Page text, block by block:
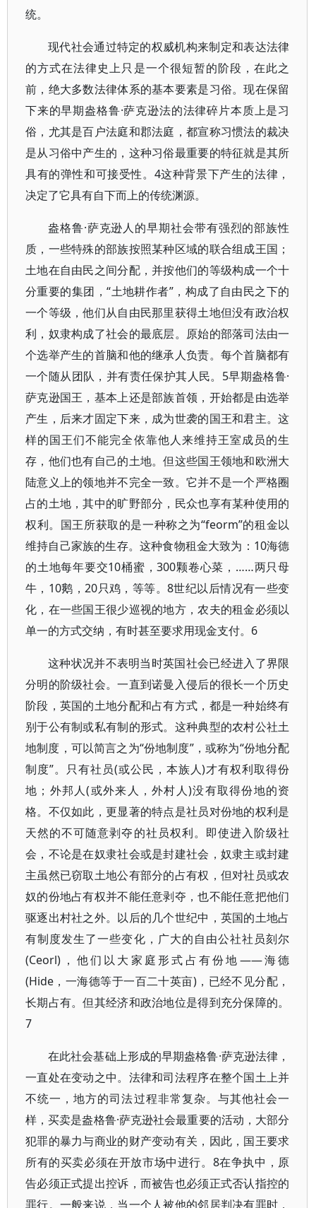
统。
现代社会通过特定的权威机构来制定和表达法律
的方式在法律史上只是一个很短暂的阶段，在此之
前，绝大多数法律体系的基本要素是习俗。现在保留
下来的早期盎格鲁·萨克逊法的法律碎片本质上是习
俗，尤其是百户法庭和郡法庭，都宣称习惯法的裁决
是从习俗中产生的，这种习俗最重要的特征就是其所
具有的弹性和可接受性。4这种背景下产生的法律，
决定了它具有自下而上的传统渊源。
盎格鲁·萨克逊人的早期社会带有强烈的部族性
质，一些特殊的部族按照某种区域的联合组成王国；
土地在自由民之间分配，并按他们的等级构成一个十
分重要的集团，“土地耕作者”，构成了自由民之下的
一个等级，他们从自由民那里获得土地但没有政治权
利，奴隶构成了社会的最底层。原始的部落司法由一
个选举产生的首脑和他的继承人负责。每个首脑都有
一个随从团队，并有责任保护其人民。5早期盎格鲁·
萨克逊国王，基本上还是部族首领，开始都是由选举
产生，后来才固定下来，成为世袭的国王和君主。这
样的国王们不能完全依靠他人来维持王室成员的生
存，他们也有自己的土地。但这些国王领地和欧洲大
陆意义上的领地并不完全一致。它并不是一个严格圈
占的土地，其中的旷野部分，民众也享有某种使用的
权利。国王所获取的是一种称之为“feorm”的租金以
维持自己家族的生存。这种食物租金大致为：10海德
的土地每年要交10桶蜜，300颗卷心菜，……两只母
牛，10鹅，20只鸡，等等。8世纪以后情况有一些变
化，在一些国王很少巡视的地方，农夫的租金必须以
单一的方式交纳，有时甚至要求用现金支付。6
这种状况并不表明当时英国社会已经进入了界限
分明的阶级社会。一直到诺曼入侵后的很长一个历史
阶段，英国的土地分配和占有方式，都是一种始终有
别于公有制或私有制的形式。这种典型的农村公社土
地制度，可以简言之为“份地制度”，或称为“份地分配
制度”。只有社员(或公民，本族人)才有权利取得份
地；外邦人(或外来人，外村人)没有取得份地的资
格。不仅如此，更显著的特点是社员对份地的权利是
天然的不可随意剥夺的社员权利。即使进入阶级社
会，不论是在奴隶社会或是封建社会，奴隶主或封建
主虽然已窃取土地公有部分的占有权，但对社员或农
奴的份地占有权并不能任意剥夺，也不能任意把他们
驱逐出村社之外。以后的几个世纪中，英国的土地占
有制度发生了一些变化，广大的自由公社社员刻尔
(Ceorl)，他们以大家庭形式占有份地——海德
(Hide，一海德等于一百二十英亩)，已经不见分配，
长期占有。但其经济和政治地位是得到充分保障的。
7
在此社会基础上形成的早期盎格鲁·萨克逊法律，
一直处在变动之中。法律和司法程序在整个国土上并
不统一，地方的司法过程非常复杂。与其他社会一
样，买卖是盎格鲁·萨克逊社会最重要的活动，大部分
犯罪的暴力与商业的财产变动有关，因此，国王要求
所有的买卖必须在开放市场中进行。8在争执中，原
告必须正式提出控诉，而被告也必须正式否认指控的
罪行。一般来说，当一个人被他的邻居判决有罪时，